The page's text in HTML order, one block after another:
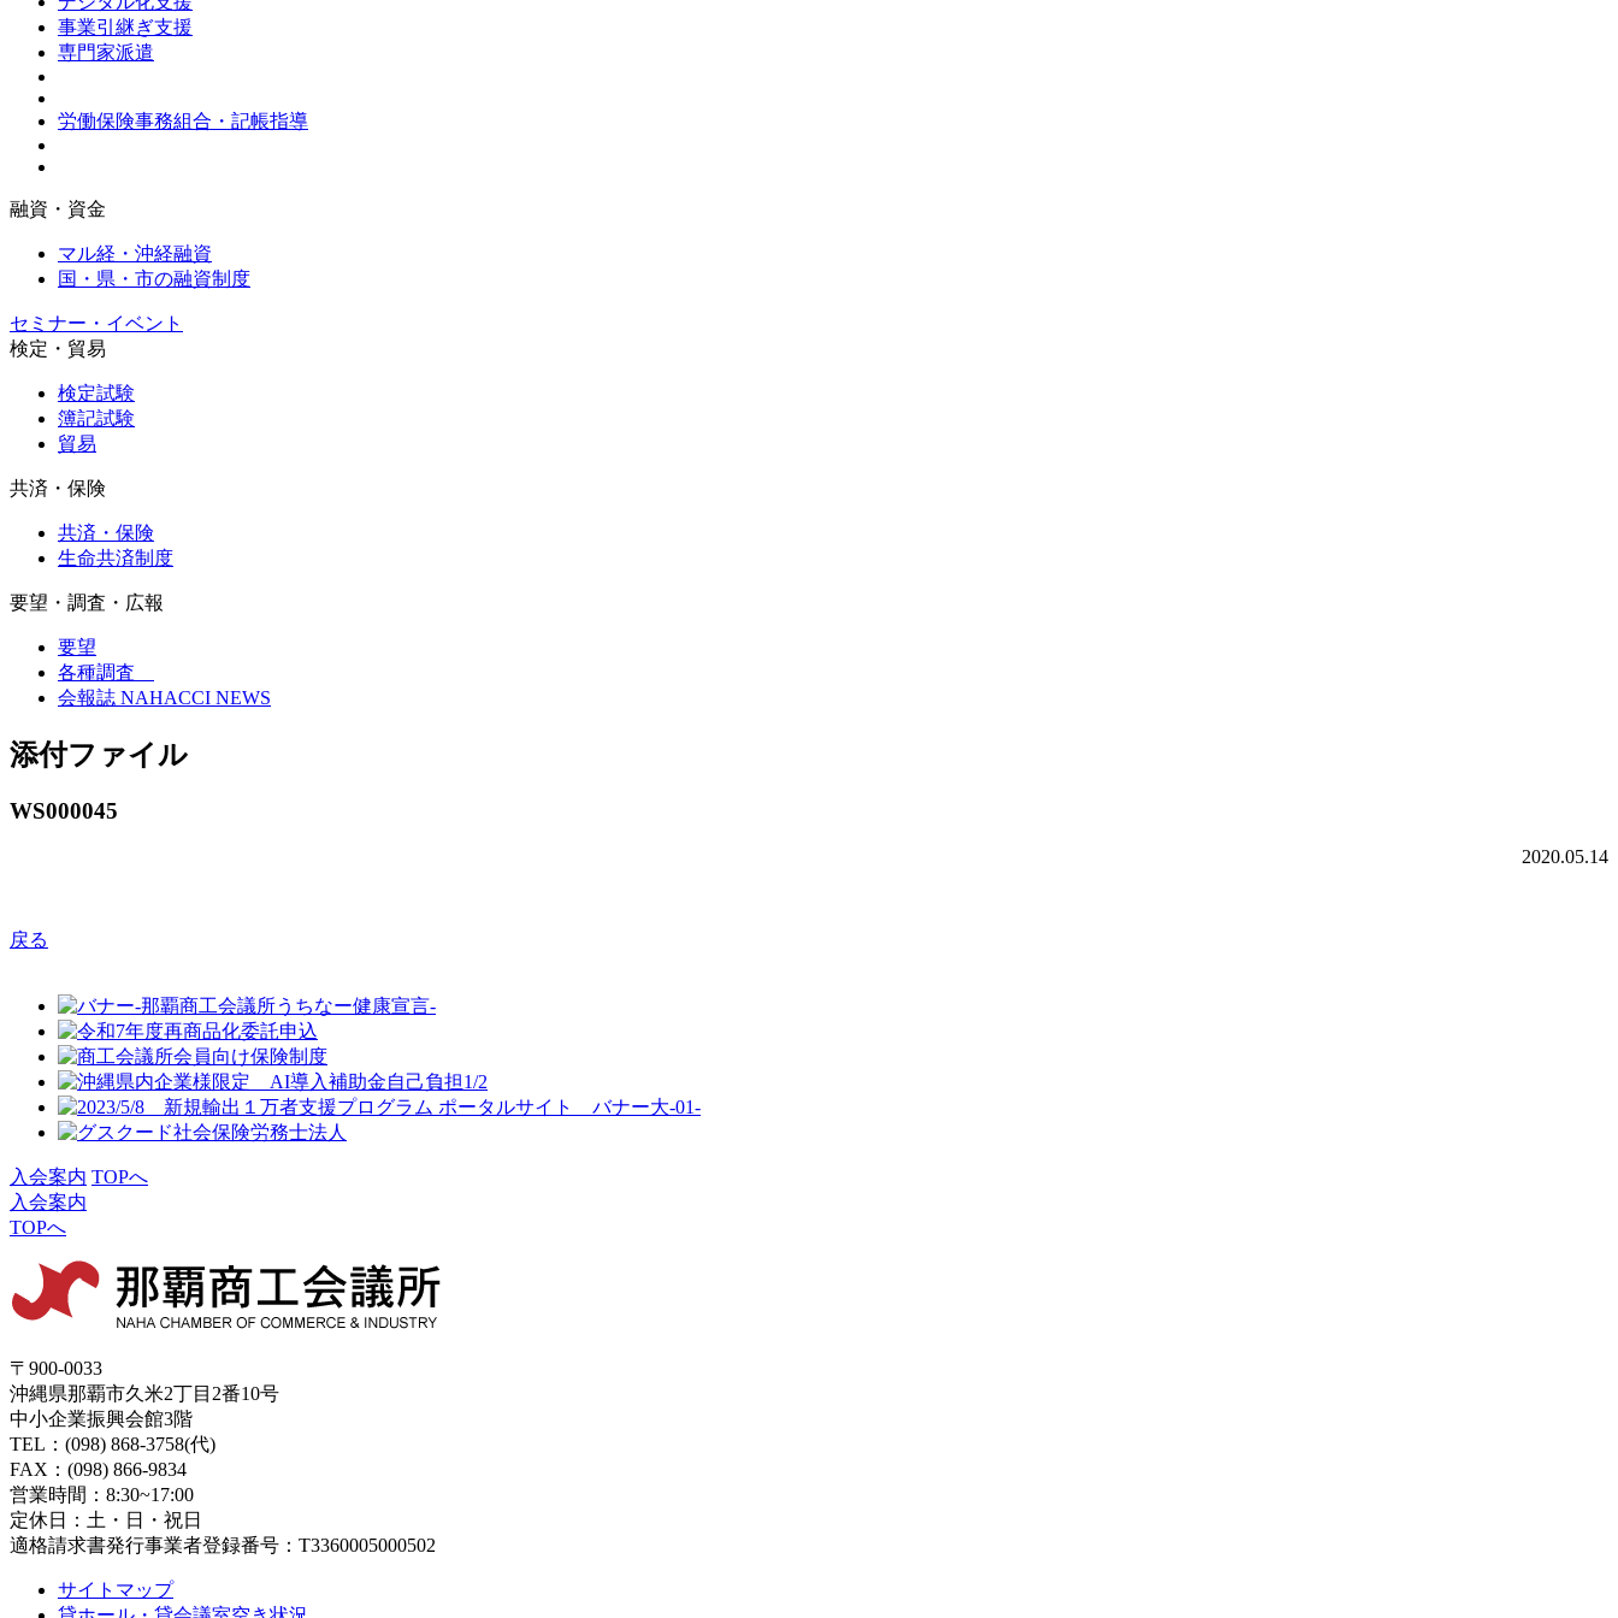
事業引継ぎ支援
専門家派遣
労働保険事務組合・記帳指導
融資・資金
マル経・沖経融資
国・県・市の融資制度
セミナー・イベント
検定・貿易
検定試験
簿記試験
貿易
共済・保険
共済・保険
生命共済制度
要望・調査・広報
要望
各種調査
会報誌 NAHACCI NEWS
添付ファイル
WS000045
2020.05.14
戻る
入会案内 TOPへ
入会案内
TOPへ
〒900-0033
沖縄県那覇市久米2丁目2番10号
中小企業振興会館3階
TEL：(098) 868-3758(代)
FAX：(098) 866-9834
営業時間：8:30~17:00
定休日：土・日・祝日
適格請求書発行事業者登録番号：T3360005000502
サイトマップ